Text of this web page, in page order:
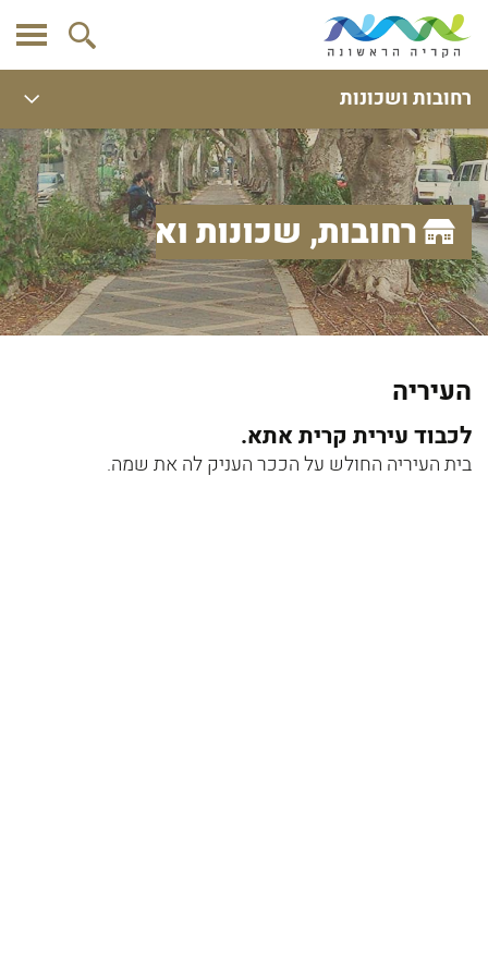
רחובות ושכונות
רחובות, שכונות ואתרים
העיריה
לכבוד עירית קרית אתא.
בית העיריה החולש על הככר העניק לה את שמה.